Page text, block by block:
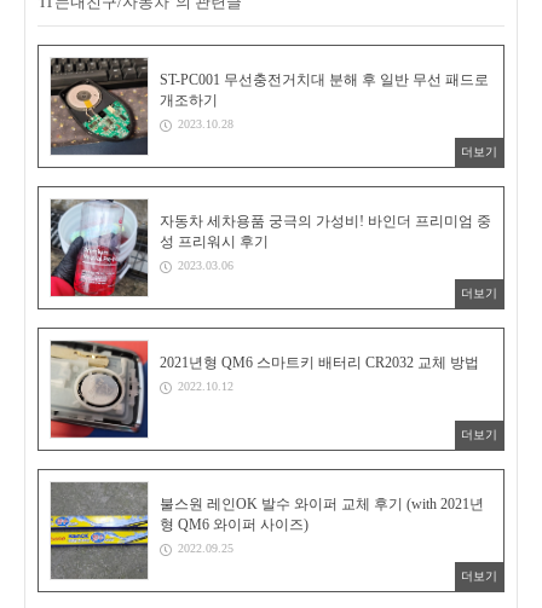
ST-PC001 무선충전거치대 분해 후 일반 무선 패드로
개조하기
2023.10.28
더보기
자동차 세차용품 궁극의 가성비! 바인더 프리미엄 중
성 프리워시 후기
2023.03.06
더보기
2021년형 QM6 스마트키 배터리 CR2032 교체 방법
2022.10.12
더보기
불스원 레인OK 발수 와이퍼 교체 후기 (with 2021년
형 QM6 와이퍼 사이즈)
2022.09.25
더보기